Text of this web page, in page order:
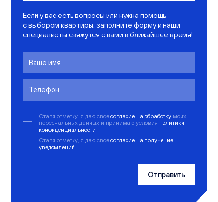
Если у вас есть вопросы или нужна помощь
с выбором квартиры, заполните форму и наши
специалисты свяжутся с вами в ближайшее время!
Ставя отметку, я даю свое согласие на обработку моих
персональных данных и принимаю условия политики
конфиденциальности
Ставя отметку, я даю свое согласие на получение
уведомлений
Отправить